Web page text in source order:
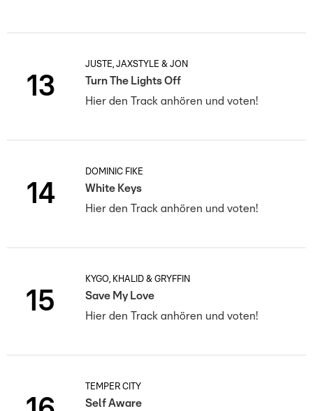
13
JUSTÈ, JAXSTYLE & JON
Turn The Lights Off
Hier den Track anhören und voten!
14
DOMINIC FIKE
White Keys
Hier den Track anhören und voten!
15
KYGO, KHALID & GRYFFIN
Save My Love
Hier den Track anhören und voten!
TEMPER CITY
Self Aware